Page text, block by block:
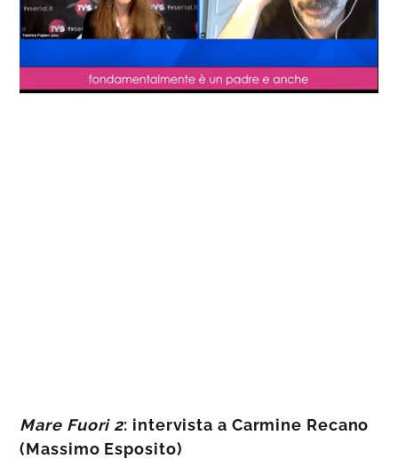
Unmute
Loaded:
0%
Progress:
0%
Mare Fuori 2: intervista a Carmine Recano
(Massimo Esposito)